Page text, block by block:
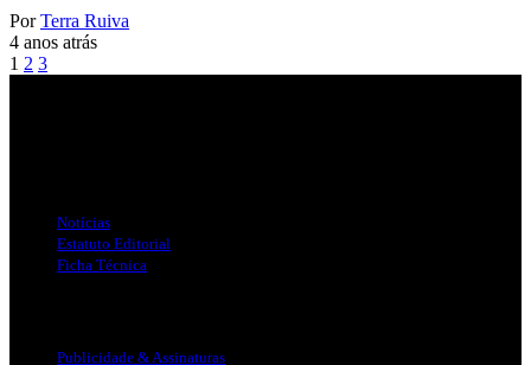
Por Terra Ruiva
4 anos atrás
1 2 3
Notícias
Estatuto Editorial
Ficha Técnica
Publicidade & Assinaturas